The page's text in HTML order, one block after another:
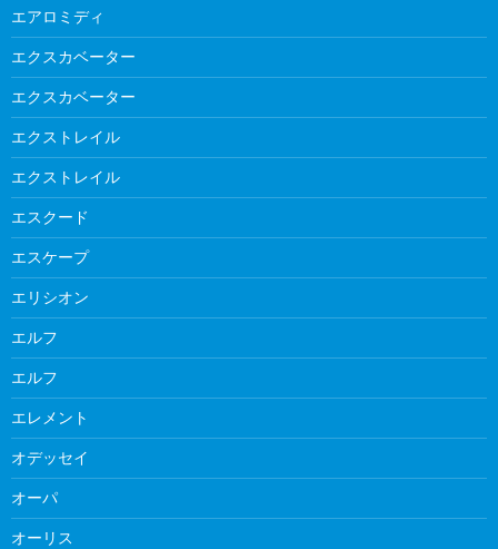
エアロミディ
エクスカベーター
エクスカベーター
エクストレイル
エクストレイル
エスクード
エスケープ
エリシオン
エルフ
エルフ
エレメント
オデッセイ
オーパ
オーリス